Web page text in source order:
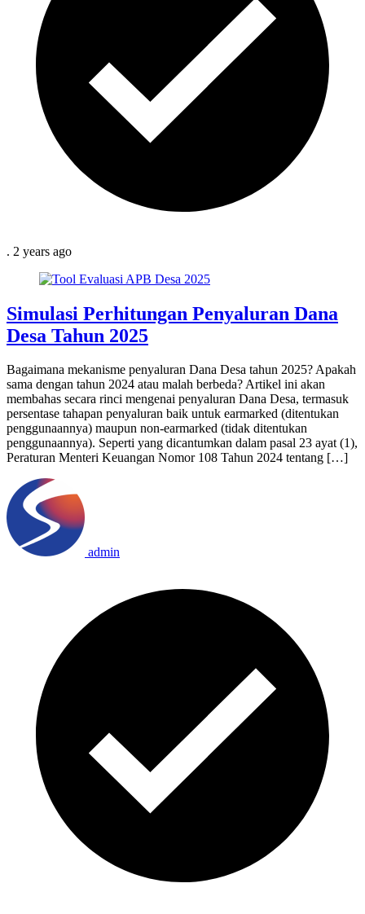
. 2 years ago
Simulasi Perhitungan Penyaluran Dana
Desa Tahun 2025
Bagaimana mekanisme penyaluran Dana Desa tahun 2025? Apakah
sama dengan tahun 2024 atau malah berbeda? Artikel ini akan
membahas secara rinci mengenai penyaluran Dana Desa, termasuk
persentase tahapan penyaluran baik untuk earmarked (ditentukan
penggunaannya) maupun non-earmarked (tidak ditentukan
penggunaannya). Seperti yang dicantumkan dalam pasal 23 ayat (1),
Peraturan Menteri Keuangan Nomor 108 Tahun 2024 tentang […]
admin